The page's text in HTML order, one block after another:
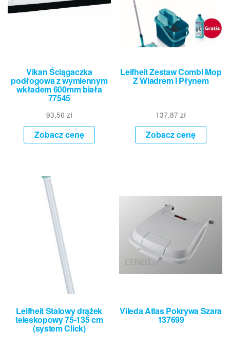
Vikan Ściągaczka
podłogowa z wymiennym
wkładem 600mm biała
77545
93,56 zł
Zobacz cenę
Leifheit Zestaw Combi Mop
Z Wiadrem I Płynem
137,87zł
Zobacz cenę
Leifheit Stalowy drążek
teleskopowy 75-135 cm
(system Click)
Vileda Atlas Pokrywa Szara
137699